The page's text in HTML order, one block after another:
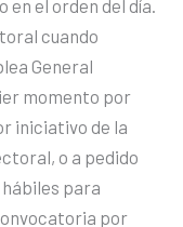
el orden del día.
cuando
General
momento por
iniciativo de la
o a pedido
para
por